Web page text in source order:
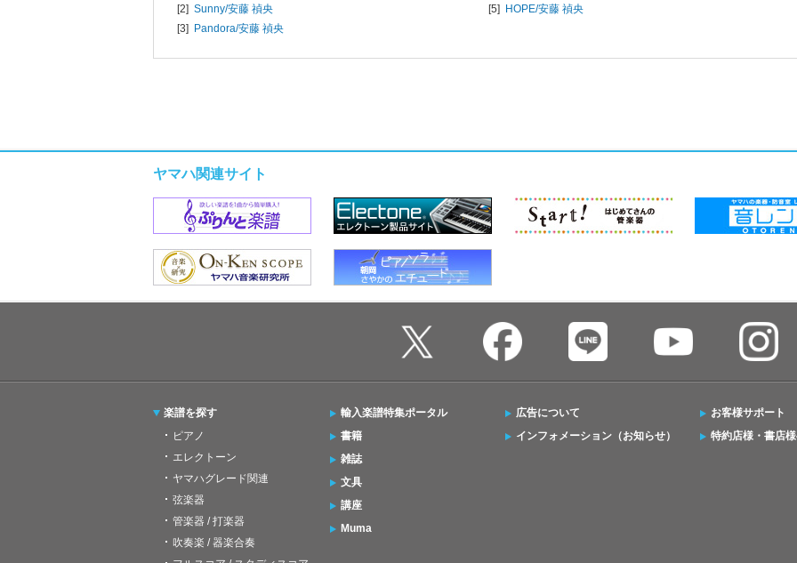
[2] Sunny/安藤 禎央
[3] Pandora/安藤 禎央
[5] HOPE/安藤 禎央
ヤマハ関連サイト
楽譜を探す
ピアノ
エレクトーン
ヤマハグレード関連
弦楽器
管楽器 / 打楽器
吹奏楽 / 器楽合奏
輸入楽譜特集ポータル
書籍
雑誌
文具
講座
Muma
広告について
インフォメーション（お知らせ）
お客様サポート
特約店様・書店